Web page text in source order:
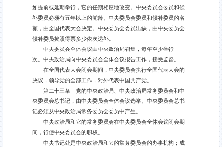
如提前或延期举行，它的任期相应地改变。中央委员会委员和候
补委员必须有五年以上的党龄。中央委员会委员和候补委员的名
额，由全国代表大会决定。中央委员会委员出缺，由中央委员会
候补委员按照得票多少依次递补。
中央委员会全体会议由中央政治局召集，每年至少举行一
次。中央政治局向中央委员会全体会议报告工作，接受监督。
在全国代表大会闭会期间，中央委员会执行全国代表大会的
决议，领导党的全部工作，对外代表中国共产党。
第二十三条 党的中央政治局、中央政治局常务委员会和中
央委员会总书记，由中央委员会全体会议选举。中央委员会总书
记必须从中央政治局常务委员会委员中产生。
中央政治局和它的常务委员会在中央委员会全体会议闭会期
间，行使中央委员会的职权。
中央书记处是中央政治局和它的常务委员会的办事机构；成